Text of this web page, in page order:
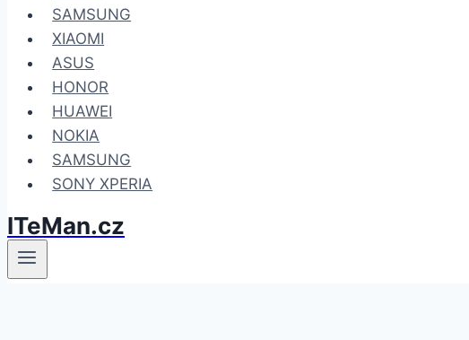
SAMSUNG
XIAOMI
ASUS
HONOR
HUAWEI
NOKIA
SAMSUNG
SONY XPERIA
ITeMan.cz